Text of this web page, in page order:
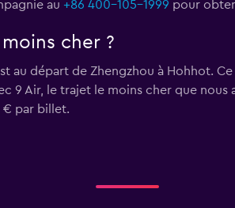
au +86 400-105-1999 pour
cher ?
au départ de Zhengzhou à Hohhot.
9 Air, le trajet le moins cher que
€ par billet.